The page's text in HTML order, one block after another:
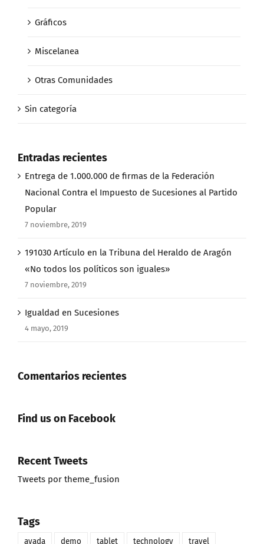
Gráficos
Miscelanea
Otras Comunidades
Sin categoría
Entradas recientes
Entrega de 1.000.000 de firmas de la Federación
Nacional Contra el Impuesto de Sucesiones al Partido
Popular
7 noviembre, 2019
191030 Artículo en la Tribuna del Heraldo de Aragón
«No todos los políticos son iguales»
7 noviembre, 2019
Igualdad en Sucesiones
4 mayo, 2019
Comentarios recientes
Find us on Facebook
Recent Tweets
Tweets por theme_fusion
Tags
avada demo tablet technology travel